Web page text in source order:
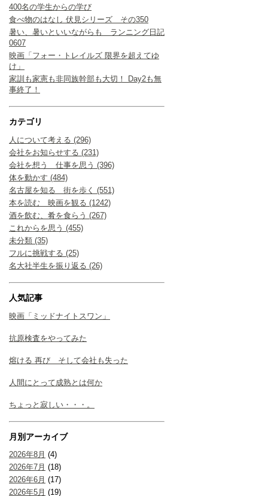
400名の学生からの学び
食べ物のはなし 伏見シリーズ その350
暑い、暑いといいながらも ランニング日記
0607
映画「フォー・トレイルズ 限界を超えてゆ
け」
家訓も家憲も非同族幹部も大切！ Day2も無
事終了！
カテゴリ
人について考える (296)
会社をお知らせする (231)
会社を想う 仕事を思う (396)
体を動かす (484)
名古屋を知る 街を歩く (551)
本を読む 映画を観る (1242)
酒を飲む、肴を食らう (267)
これからを思う (455)
未分類 (35)
フルに挑戦する (25)
名大社半生を振り返る (26)
人気記事
映画「ミッドナイトスワン」
抗原検査をやってみた
熔ける 再び そして会社も失った
人間にとって成熟とは何か
ちょっと寂しい・・・。
月別アーカイブ
2026年8月 (4)
2026年7月 (18)
2026年6月 (17)
2026年5月 (19)